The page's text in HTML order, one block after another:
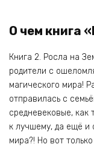
О чем книга
Книга 2. Росла на
родители с
магического мира!
отправилась с
средневековые, как
к лучшему, да ещё и
мира?! Но вот